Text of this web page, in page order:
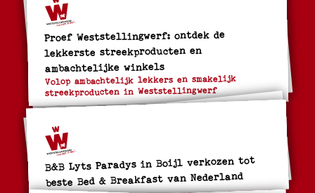
Proef Weststellingwerf: ontdek de
lekkerste streekproducten en
ambachtelijke winkels
Volop ambachtelijk lekkers en smakelijk
streekproducten in Weststellingwerf
B&B Lyts Paradys in Boijl verkozen tot
beste Bed & Breakfast van Nederland